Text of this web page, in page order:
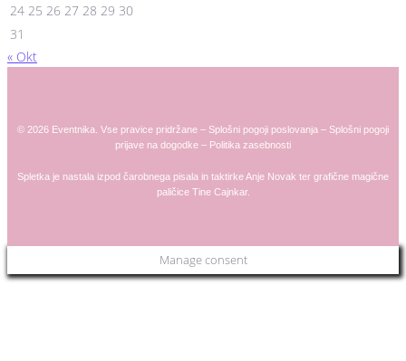
24 25 26 27 28 29 30
31
« Okt
© 2026 Eventnika. Vse pravice pridržane – Splošni pogoji poslovanja – Splošni pogoji
prijave na dogodke – Politika zasebnosti
Spletka je nastala izpod čarobnega pisala in taktirkeAnje Novak ter grafične magične
paličice Tine Cajnkar.
Manage consent